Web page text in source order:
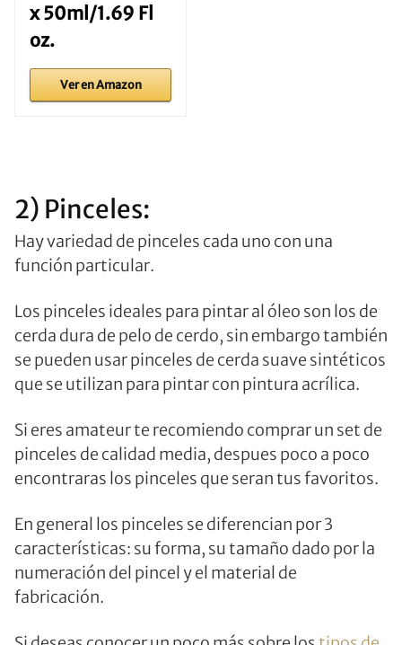
x 50ml/1.69 Fl
oz.
Ver en Amazon
2) Pinceles:
Hay variedad de pinceles cada uno con una
función particular.
Los pinceles ideales para pintar al óleo son los de
cerda dura de pelo de cerdo, sin embargo también
se pueden usar pinceles de cerda suave sintéticos
que se utilizan para pintar con pintura acrílica.
Si eres amateur te recomiendo comprar un set de
pinceles de calidad media, despues poco a poco
encontraras los pinceles que seran tus favoritos.
En general los pinceles se diferencian por 3
características: su forma, su tamaño dado por la
numeración del pincel y el material de
fabricación.